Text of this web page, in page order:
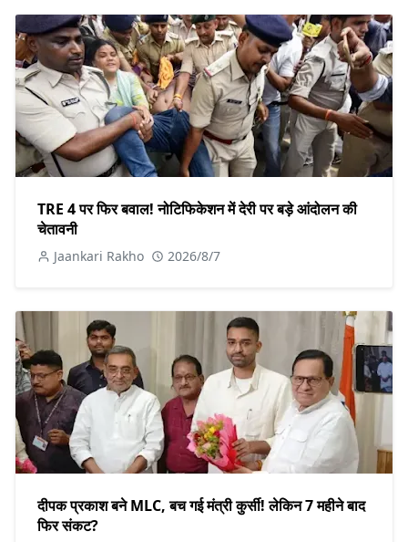
TRE 4 पर फिर बवाल! नोटिफिकेशन में देरी पर बड़े आंदोलन की
चेतावनी
Jaankari Rakho 2026/8/7
दीपक प्रकाश बने MLC, बच गई मंत्री कुर्सी! लेकिन 7 महीने बाद
फिर संकट?